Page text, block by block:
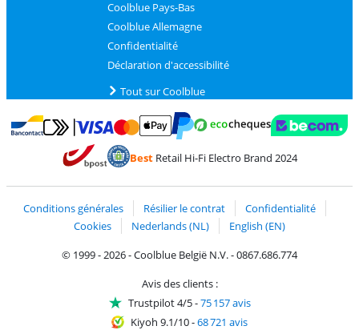
Coolblue Pays-Bas
Coolblue Allemagne
Confidentialité
Déclaration d'accessibilité
Tout sur Coolblue
Payer avec Bancontact
Payer avec MasterCard et Visa via ClickToPay
BestRetail Hi-Fi Electro Brand 2024
Conditions générales Résilier le contrat
Confidentialité
Cookies
Nederlands (NL)
English (EN)
© 1999 - 2026 - Coolblue België N.V. - 0867.686.774
Avis des clients :
Trustpilot 4/5-75 157 avis
Kiyoh 9.1/10-68 721 avis